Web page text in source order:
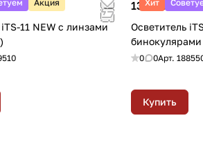
Акция
11 NEW с линзами
Хит
134 900 ₽
Осветитель
0 0Арт.
Купить